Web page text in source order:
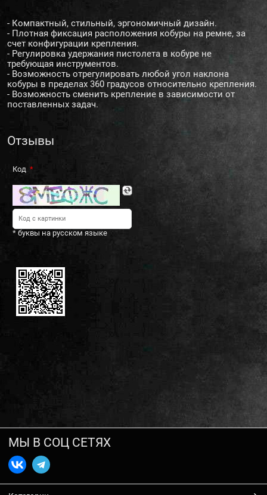
- Компактный, стильный, эргономичный дизайн.
- Плотная фиксация расположения кобуры на ремне, за
счет конфигурации крепления.
- Регулировка удержания пистолета в кобуре не
требующая инструментов.
- Возможность отрегулировать любой угол наклона
кобуры в пределах 360 градусов относительно крепления.
- Возможность сменить крепление в зависимости от
поставленных задач.
Отзывы
Код
* буквы на русском языке
МЫ В СОЦ СЕТЯХ